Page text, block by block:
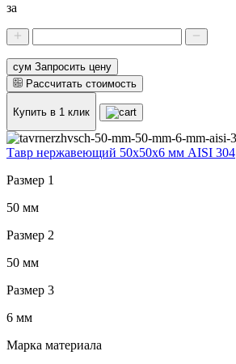
за
сум Запросить цену
Рассчитать стоимость
Купить в 1 клик
Тавр нержавеющий 50x50x6 мм AISI 304
Размер 1
50 мм
Размер 2
50 мм
Размер 3
6 мм
Марка материала